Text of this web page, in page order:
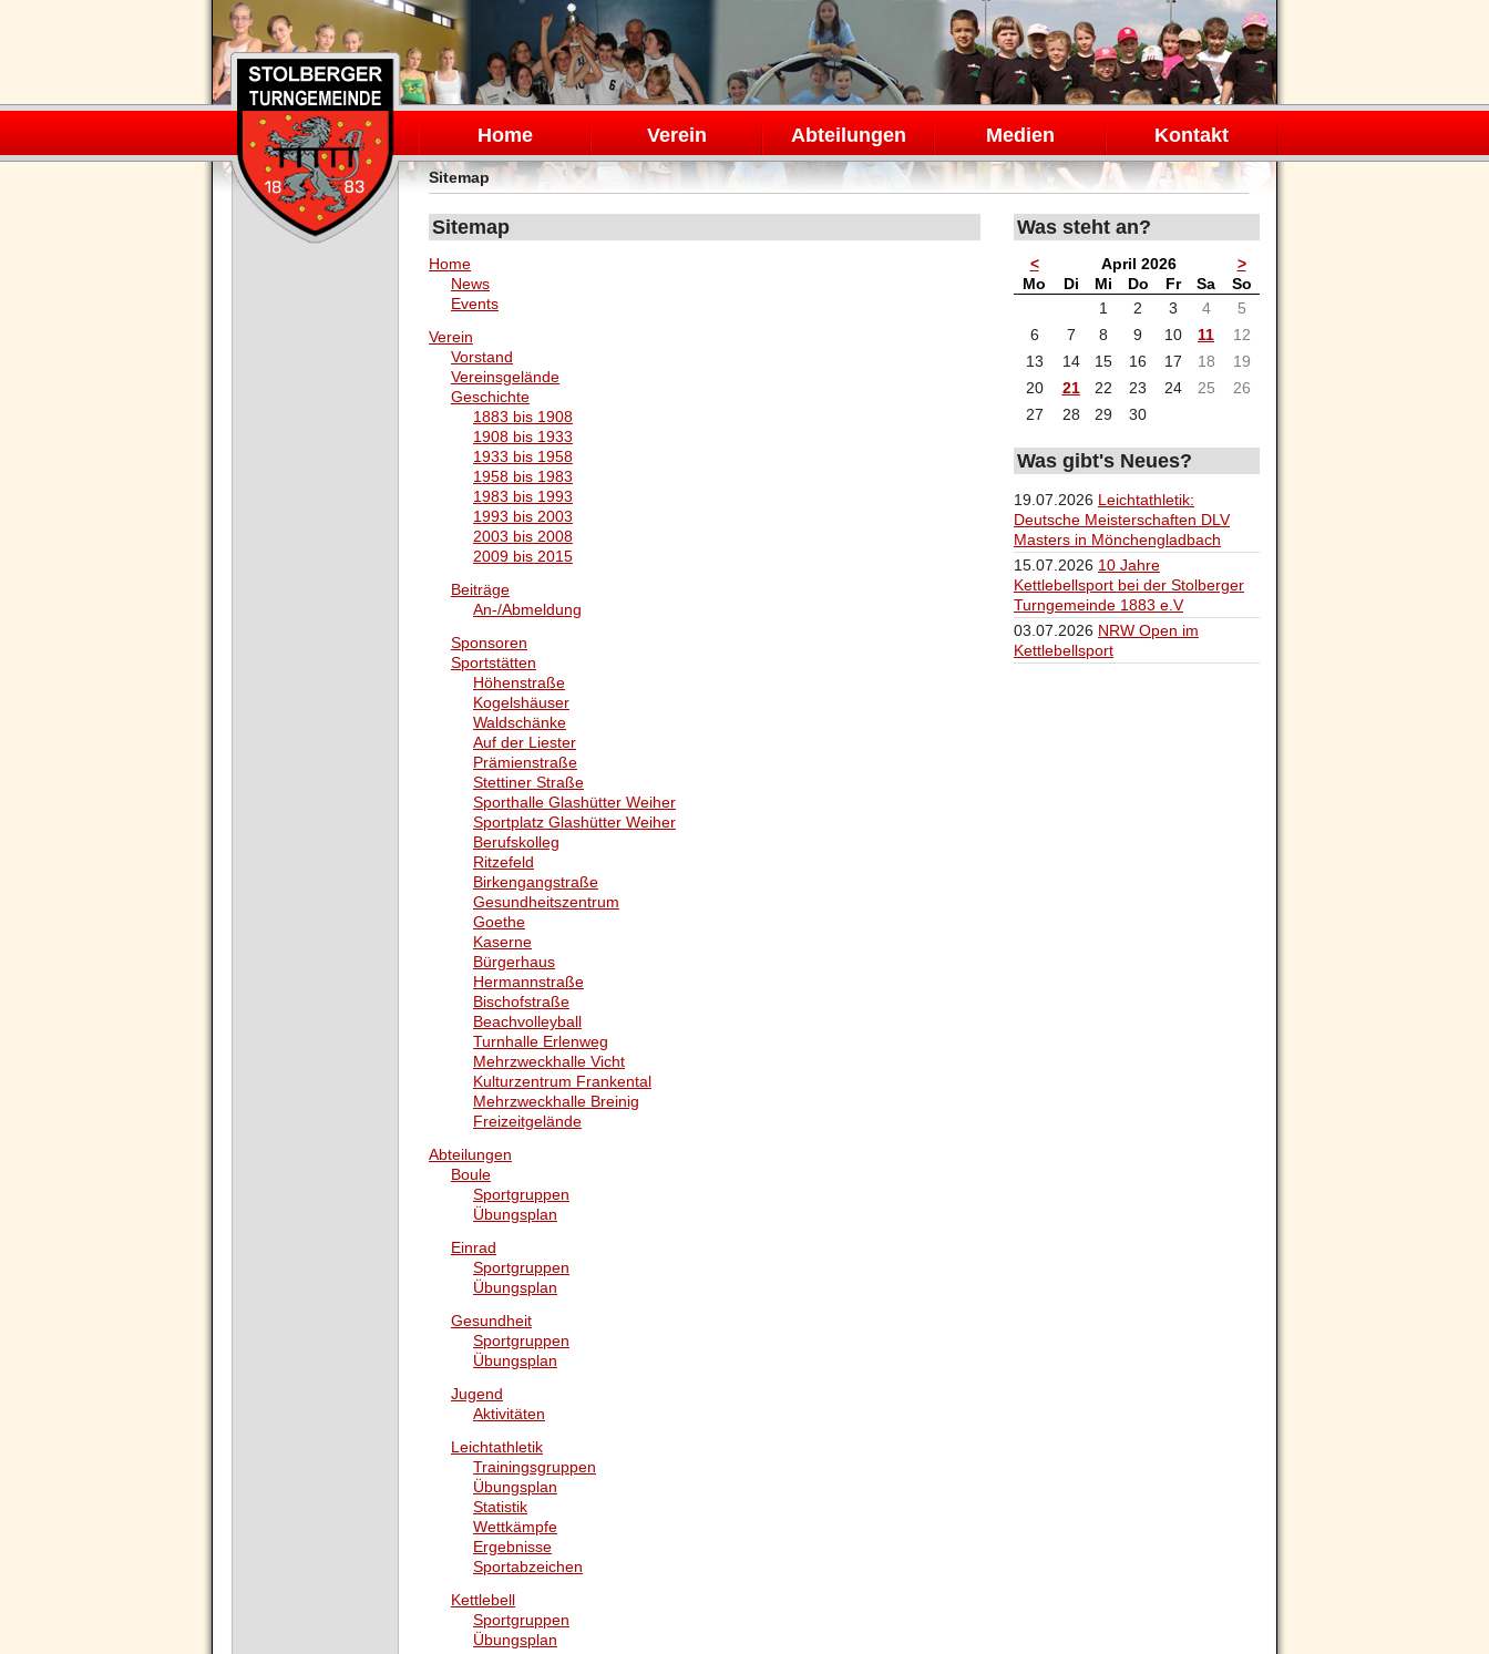
Navigation
überspringen
Home Verein Abteilungen Medien Kontakt
Sitemap
Sitemap
Home
News
Events
Verein
Vorstand
Vereinsgelände
Geschichte
1883 bis 1908
1908 bis 1933
1933 bis 1958
1958 bis 1983
1983 bis 1993
1993 bis 2003
2003 bis 2008
2009 bis 2015
Beiträge
An-/Abmeldung
Sponsoren
Sportstätten
Höhenstraße
Kogelshäuser
Waldschänke
Auf der Liester
Prämienstraße
Stettiner Straße
Sporthalle Glashütter Weiher
Sportplatz Glashütter Weiher
Berufskolleg
Ritzefeld
Birkengangstraße
Gesundheitszentrum
Goethe
Kaserne
Bürgerhaus
Hermannstraße
Bischofstraße
Beachvolleyball
Turnhalle Erlenweg
Mehrzweckhalle Vicht
Kulturzentrum Frankental
Mehrzweckhalle Breinig
Freizeitgelände
Abteilungen
Boule
Sportgruppen
Übungsplan
Einrad
Sportgruppen
Übungsplan
Gesundheit
Sportgruppen
Übungsplan
Jugend
Aktivitäten
Leichtathletik
Trainingsgruppen
Übungsplan
Statistik
Wettkämpfe
Ergebnisse
Sportabzeichen
Kettlebell
Sportgruppen
Übungsplan
Was steht an?
< April 2026
>
Mo ntag
Dienstag
Mittwoch
Donnerstag
Freitag
Sa mstag
Sonntag
1
2 3 4
5
6
7 8 9 10 11
12
13
14 15 16 17 18
19
20
21 22 23 24 25
26
27
28 29 30
Was gibt's Neues?
19.07.2026 Leichtathletik:
Deutsche Meisterschaften DLV
Masters in Mönchengladbach
15.07.2026 10 Jahre
Kettlebellsport bei der Stolberger
Turngemeinde 1883 e.V
03.07.2026 NRW Open im
Kettlebellsport